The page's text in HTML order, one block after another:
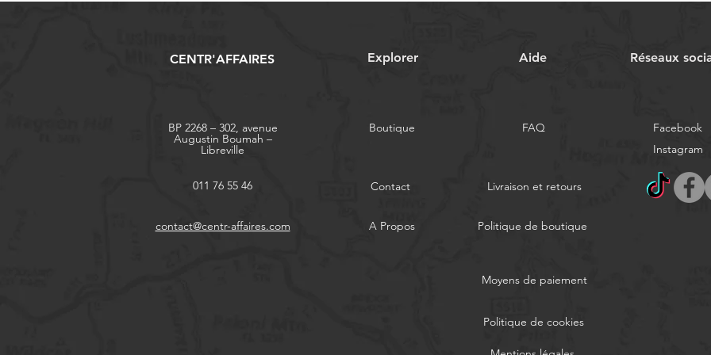
CENTR'AFFAIRES Explorer Aide Réseaux
BP 2268 – 302, avenue
Augustin Boumah –
Libreville
011 76 55 46
contact@centr-affaires.com
Boutique FAQ
Contact
A Propos
Livraison et retours
Politique de boutique
Facebook
Instagram
Moyens de paiement
Politique de cookies